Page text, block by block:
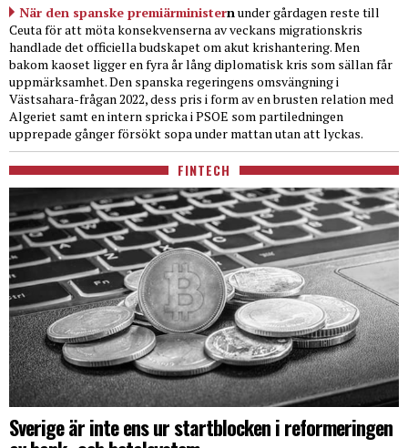
När den spanske premiärministern under gårdagen reste till
Ceuta för att möta konsekvenserna av veckans migrationskris
handlade det officiella budskapet om akut krishantering. Men
bakom kaoset ligger en fyra år lång diplomatisk kris som sällan får
uppmärksamhet. Den spanska regeringens omsvängning i
Västsahara-frågan 2022, dess pris i form av en brusten relation med
Algeriet samt en intern spricka i PSOE som partiledningen
upprepade gånger försökt sopa under mattan utan att lyckas.
FINTECH
Sverige är inte ens ur startblocken i reformeringen